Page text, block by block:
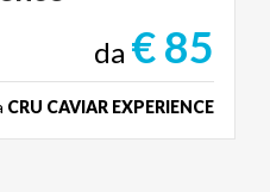
da € 85
CRU CAVIAR EXPERIENCE